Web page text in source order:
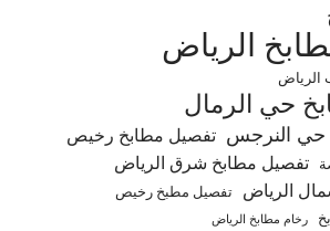
الرياض
الرياض
حي الرمال
حي النرجس تفصيل مطابخ رخيص
تفصيل مطابخ شرق الرياض
الرياض
تفصيل مطبخ رخيص
رخام مطابخ الرياض